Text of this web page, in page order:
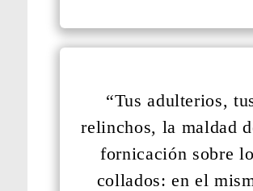
“Tus adulterios,
relinchos, la maldad
fornicación sobre
collados: en el